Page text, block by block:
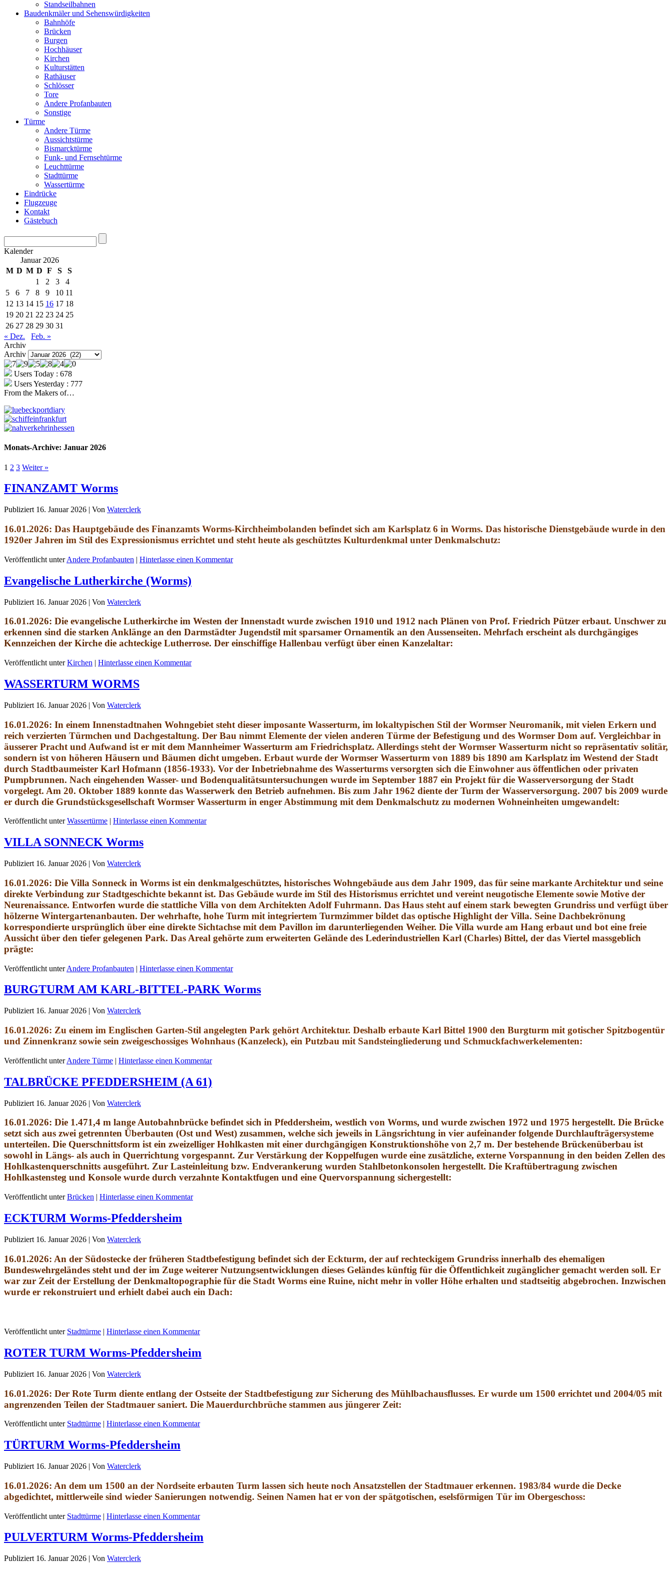
Standseilbahnen
Baudenkmäler und Sehenswürdigkeiten
Bahnhöfe
Brücken
Burgen
Hochhäuser
Kirchen
Kulturstätten
Rathäuser
Schlösser
Tore
Andere Profanbauten
Sonstige
Türme
Andere Türme
Aussichtstürme
Bismarcktürme
Funk- und Fernsehtürme
Leuchttürme
Stadttürme
Wassertürme
Eindrücke
Flugzeuge
Kontakt
Gästebuch
Kalender
Januar 2026
M D M D F S
S
1
2 3
4
5
6 7 8 9 10 11
12 13 14 15 16 17 18
19 20 21 22 23 24 25
26 27 28 29 30 31
« Dez.
Feb. »
Archiv
Archiv
Users Today : 678
Users Yesterday : 777
From the Makers of…
Monats-Archive: Januar 2026
1 2 3 Weiter »
FINANZAMT Worms
Publiziert 16. Januar 2026 | Von Waterclerk
16.01.2026: Das Hauptgebäude des Finanzamts Worms-Kirchheimbolanden befindet sich am Karlsplatz 6 in Worms. Das historische Dienstgebäude wurde in den
1920er Jahren im Stil des Expressionismus errichtet und steht heute als geschütztes Kulturdenkmal unter Denkmalschutz:
Veröffentlicht unter Andere Profanbauten | Hinterlasse einen Kommentar
Evangelische Lutherkirche (Worms)
Publiziert 16. Januar 2026 | Von Waterclerk
16.01.2026: Die evangelische Lutherkirche im Westen der Innenstadt wurde zwischen 1910 und 1912 nach Plänen von Prof. Friedrich Pützer erbaut. Unschwer zu
erkennen sind die starken Anklänge an den Darmstädter Jugendstil mit sparsamer Ornamentik an den Aussenseiten. Mehrfach erscheint als durchgängiges
Kennzeichen der Kirche die achteckige Lutherrose. Der einschiffige Hallenbau verfügt über einen Kanzelaltar:
Veröffentlicht unter Kirchen | Hinterlasse einen Kommentar
WASSERTURM WORMS
Publiziert 16. Januar 2026 | Von Waterclerk
16.01.2026: In einem Innenstadtnahen Wohngebiet steht dieser imposante Wasserturm, im lokaltypischen Stil der Wormser Neuromanik, mit vielen Erkern und
reich verzierten Türmchen und Dachgestaltung. Der Bau nimmt Elemente der vielen anderen Türme der Befestigung und des Wormser Dom auf. Vergleichbar in
äusserer Pracht und Aufwand ist er mit dem Mannheimer Wasserturm am Friedrichsplatz. Allerdings steht der Wormser Wasserturm nicht so repräsentativ solitär,
sondern ist von höheren Häusern und Bäumen dicht umgeben. Erbaut wurde der Wormser Wasserturm von 1889 bis 1890 am Karlsplatz im Westend der Stadt
durch Stadtbaumeister Karl Hofmann (1856-1933). Vor der Inbetriebnahme des Wasserturms versorgten sich die Einwohner aus öffentlichen oder privaten
Pumpbrunnen. Nach eingehenden Wasser- und Bodenqualitätsuntersuchungen wurde im September 1887 ein Projekt für die Wasserversorgung der Stadt
vorgelegt. Am 20. Oktober 1889 konnte das Wasserwerk den Betrieb aufnehmen. Bis zum Jahr 1962 diente der Turm der Wasserversorgung. 2007 bis 2009 wurde
er durch die Grundstücksgesellschaft Wormser Wasserturm in enger Abstimmung mit dem Denkmalschutz zu modernen Wohneinheiten umgewandelt:
Veröffentlicht unter Wassertürme | Hinterlasse einen Kommentar
VILLA SONNECK Worms
Publiziert 16. Januar 2026 | Von Waterclerk
16.01.2026: Die Villa Sonneck in Worms ist ein denkmalgeschütztes, historisches Wohngebäude aus dem Jahr 1909, das für seine markante Architektur und seine
direkte Verbindung zur Stadtgeschichte bekannt ist. Das Gebäude wurde im Stil des Historismus errichtet und vereint neugotische Elemente sowie Motive der
Neurenaissance. Entworfen wurde die stattliche Villa von dem Architekten Adolf Fuhrmann. Das Haus steht auf einem stark bewegten Grundriss und verfügt über
hölzerne Wintergartenanbauten. Der wehrhafte, hohe Turm mit integriertem Turmzimmer bildet das optische Highlight der Villa. Seine Dachbekrönung
korrespondierte ursprünglich über eine direkte Sichtachse mit dem Pavillon im darunterliegenden Weiher. Die Villa wurde am Hang erbaut und bot eine freie
Aussicht über den tiefer gelegenen Park. Das Areal gehörte zum erweiterten Gelände des Lederindustriellen Karl (Charles) Bittel, der das Viertel massgeblich
prägte:
Veröffentlicht unter Andere Profanbauten | Hinterlasse einen Kommentar
BURGTURM AM KARL-BITTEL-PARK Worms
Publiziert 16. Januar 2026 | Von Waterclerk
16.01.2026: Zu einem im Englischen Garten-Stil angelegten Park gehört Architektur. Deshalb erbaute Karl Bittel 1900 den Burgturm mit gotischer Spitzbogentür
und Zinnenkranz sowie sein zweigeschossiges Wohnhaus (Kanzeleck), ein Putzbau mit Sandsteingliederung und Schmuckfachwerkelementen:
Veröffentlicht unter Andere Türme | Hinterlasse einen Kommentar
TALBRÜCKE PFEDDERSHEIM (A 61)
Publiziert 16. Januar 2026 | Von Waterclerk
16.01.2026: Die 1.471,4 m lange Autobahnbrücke befindet sich in Pfeddersheim, westlich von Worms, und wurde zwischen 1972 und 1975 hergestellt. Die Brücke
setzt sich aus zwei getrennten Überbauten (Ost und West) zusammen, welche sich jeweils in Längsrichtung in vier aufeinander folgende Durchlaufträgersysteme
unterteilen. Die Querschnittsform ist ein zweizelliger Hohlkasten mit einer durchgängigen Konstruktionshöhe von 2,7 m. Der bestehende Brückenüberbau ist
sowohl in Längs- als auch in Querrichtung vorgespannt. Zur Verstärkung der Koppelfugen wurde eine zusätzliche, externe Vorspannung in den beiden Zellen des
Hohlkastenquerschnitts ausgeführt. Zur Lasteinleitung bzw. Endverankerung wurden Stahlbetonkonsolen hergestellt. Die Kraftübertragung zwischen
Hohlkastensteg und Konsole wurde durch verzahnte Kontaktfugen und eine Quervorspannung sichergestellt:
Veröffentlicht unter Brücken | Hinterlasse einen Kommentar
ECKTURM Worms-Pfeddersheim
Publiziert 16. Januar 2026 | Von Waterclerk
16.01.2026: An der Südostecke der früheren Stadtbefestigung befindet sich der Eckturm, der auf rechteckigem Grundriss in­nerhalb des ehemaligen
Bundeswehrgeländes steht und der im Zuge weiterer Nutzungsentwicklungen die­ses Geländes künftig für die Öffentlichkeit zugänglicher gemacht werden soll. Er
war zur Zeit der Erstellung der Denkmaltopographie für die Stadt Worms eine Ruine, nicht mehr in voller Höhe erhalten und stadtseitig abgebrochen. Inzwischen
wurde er rekonstruiert und erhielt dabei auch ein Dach:
Veröffentlicht unter Stadttürme | Hinterlasse einen Kommentar
ROTER TURM Worms-Pfeddersheim
Publiziert 16. Januar 2026 | Von Waterclerk
16.01.2026: Der Rote Turm diente entlang der Ostseite der Stadtbefestigung zur Sicherung des Mühlbachausflusses. Er wurde um 1500 errichtet und 2004/05 mit
angrenzenden Teilen der Stadtmauer saniert. Die Mauerdurchbrüche stammen aus jüngerer Zeit:
Veröffentlicht unter Stadttürme | Hinterlasse einen Kommentar
TÜRTURM Worms-Pfeddersheim
Publiziert 16. Januar 2026 | Von Waterclerk
16.01.2026: An dem um 1500 an der Nordseite erbauten Turm lassen sich heute noch Ansatzstellen der Stadtmauer erkennen. 1983/84 wurde die Decke
abgedichtet, mittlerweile sind wieder Sanierungen notwendig. Seinen Namen hat er von der spätgotischen, eselsförmigen Tür im Obergeschoss:
Veröffentlicht unter Stadttürme | Hinterlasse einen Kommentar
PULVERTURM Worms-Pfeddersheim
Publiziert 16. Januar 2026 | Von Waterclerk